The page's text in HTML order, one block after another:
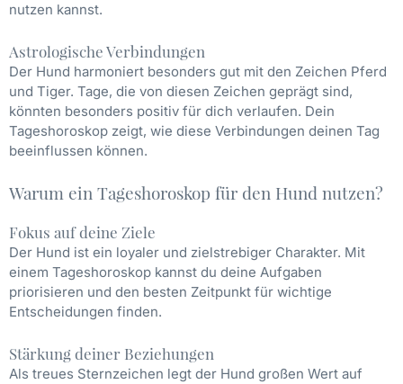
nutzen kannst.
Astrologische Verbindungen
Der Hund harmoniert besonders gut mit den Zeichen Pferd
und Tiger. Tage, die von diesen Zeichen geprägt sind,
könnten besonders positiv für dich verlaufen. Dein
Tageshoroskop zeigt, wie diese Verbindungen deinen Tag
beeinflussen können.
Warum ein Tageshoroskop für den Hund nutzen?
Fokus auf deine Ziele
Der Hund ist ein loyaler und zielstrebiger Charakter. Mit
einem Tageshoroskop kannst du deine Aufgaben
priorisieren und den besten Zeitpunkt für wichtige
Entscheidungen finden.
Stärkung deiner Beziehungen
Als treues Sternzeichen legt der Hund großen Wert auf